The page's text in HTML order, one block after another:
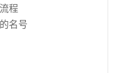
程
名号